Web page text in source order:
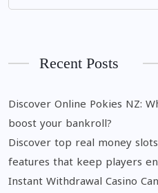
Recent Posts
Discover Online Pokies NZ:
boost your bankroll?
Discover top real money
features that keep players
Instant Withdrawal Casino